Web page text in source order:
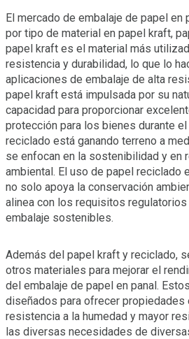
El mercado de embalaje de papel en
por tipo de material en papel kraft,
papel kraft es el material más
resistencia y durabilidad, lo que lo
aplicaciones de embalaje de alta
papel kraft está impulsada por su
capacidad para proporcionar
protección para los bienes durante
reciclado está ganando terreno a
se enfocan en la sostenibilidad y en
ambiental. El uso de papel reciclado
no solo apoya la conservación
alinea con los requisitos
embalaje sostenibles.
Además del papel kraft y reciclado,
otros materiales para mejorar el
del embalaje de papel en panal.
diseñados para ofrecer
resistencia a la humedad y mayor
las diversas necesidades de